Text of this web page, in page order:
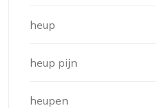
heup
heup pijn
heupen